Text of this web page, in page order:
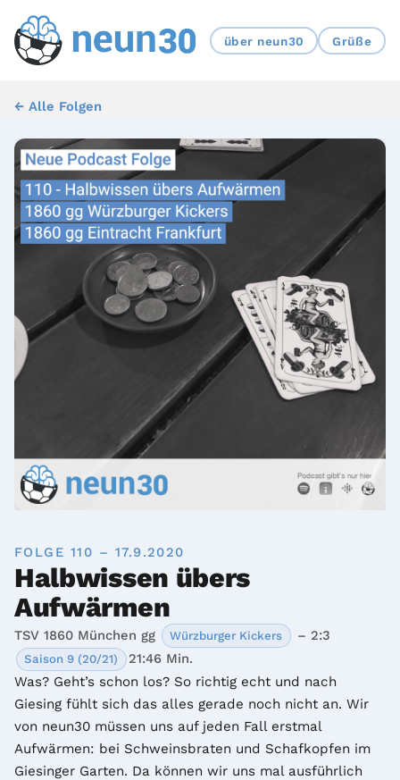
über neun30 Grüße
← Alle Folgen
FOLGE 110 – 17.9.2020
Halbwissen übers
Aufwärmen
TSV 1860 München gg Würzburger Kickers – 2:3
Saison 9 (20/21)
21:46 Min.
Was? Geht’s schon los? So richtig echt und nach
Giesing fühlt sich das alles gerade noch nicht an. Wir
von neun30 müssen uns auf jeden Fall erstmal
Aufwärmen: bei Schweinsbraten und Schafkopfen im
Giesinger Garten. Da können wir uns mal ausführlich